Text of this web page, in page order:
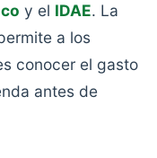
y el IDAE. La
a los
conocer el gasto
antes de